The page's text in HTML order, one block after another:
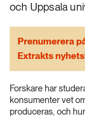
Transport
473 ARTIKLAR
Vatten
och Uppsala
Prenumerera
Extrakts
Forskare har
konsumenter vet
produceras, och